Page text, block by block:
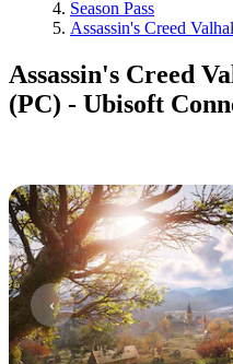
Season Pass
Assassin's Creed
Assassin's Creed
(PC) - Ubisoft